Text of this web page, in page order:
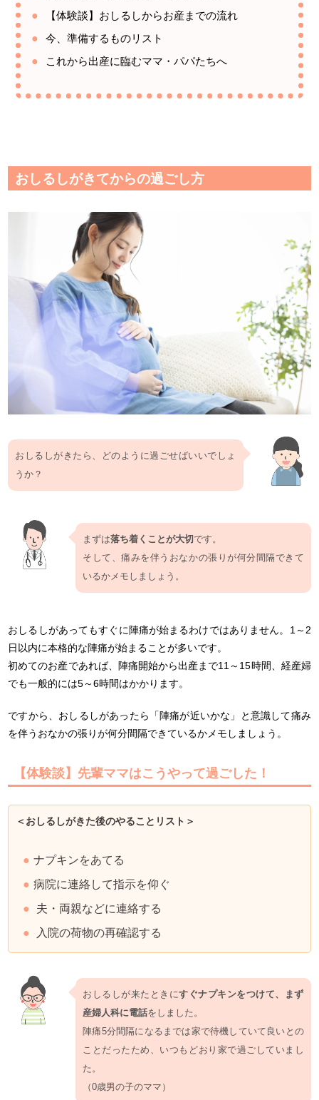
【体験談】おしるしからお産までの流れ
今、準備するものリスト
これから出産に臨むママ・パパたちへ
おしるしがきてからの過ごし方
おしるしがきたら、どのように過ごせばいいでしょ
うか？
まずは落ち着くことが大切です。
そして、痛みを伴うおなかの張りが何分間隔できて
いるかメモしましょう。
おしるしがあってもすぐに陣痛が始まるわけではありません。1～2
日以内に本格的な陣痛が始まることが多いです。
初めてのお産であれば、陣痛開始から出産まで11～15時間、経産婦
でも一般的には5～6時間はかかります。
ですから、おしるしがあったら「陣痛が近いかな」と意識して痛み
を伴うおなかの張りが何分間隔できているかメモしましょう。
【体験談】先輩ママはこうやって過ごした！
＜おしるしがきた後のやることリスト＞
ナプキンをあてる
病院に連絡して指示を仰ぐ
夫・両親などに連絡する
入院の荷物の再確認する
おしるしが来たときにすぐナプキンをつけて、まず
産婦人科に電話をしました。
陣痛5分間隔になるまでは家で待機していて良いとの
ことだったため、いつもどおり家で過ごしていまし
た。
（0歳男の子のママ）